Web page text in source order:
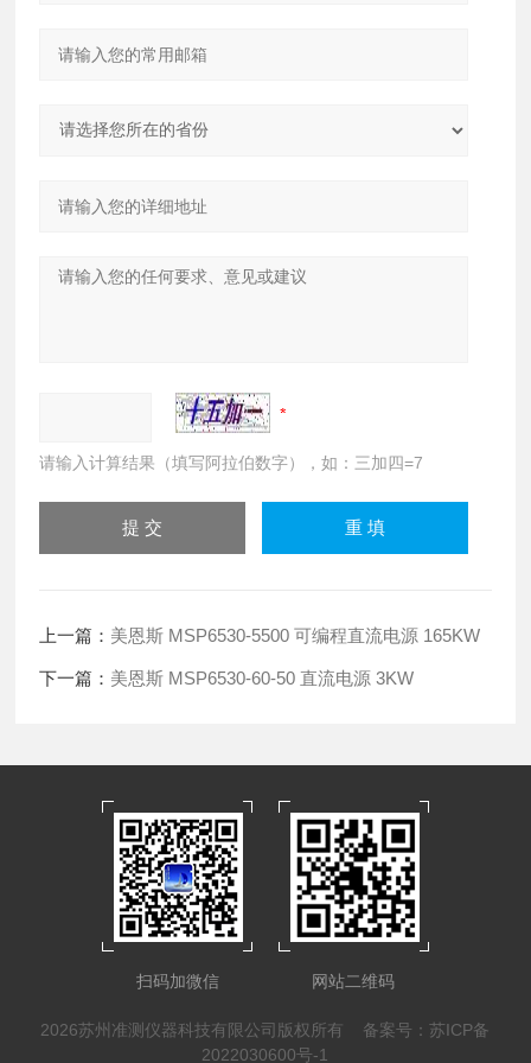
请输入计算结果（填写阿拉伯数字），如：三加四=7
上一篇： 美恩斯 MSP6530-5500 可编程直流电源 165KW
下一篇： 美恩斯 MSP6530-60-50 直流电源 3KW
扫码加微信 网站二维码
2026苏州准测仪器科技有限公司版权所有 备案号：苏ICP备
2022030600号-1